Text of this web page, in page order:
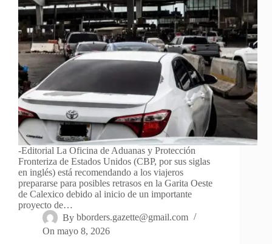
-Editorial La Oficina de Aduanas y Protección
Fronteriza de Estados Unidos (CBP, por sus siglas
en inglés) está recomendando a los viajeros
prepararse para posibles retrasos en la Garita Oeste
de Calexico debido al inicio de un importante
proyecto de…
By bborders.gazette@gmail.com
On mayo 8, 2026